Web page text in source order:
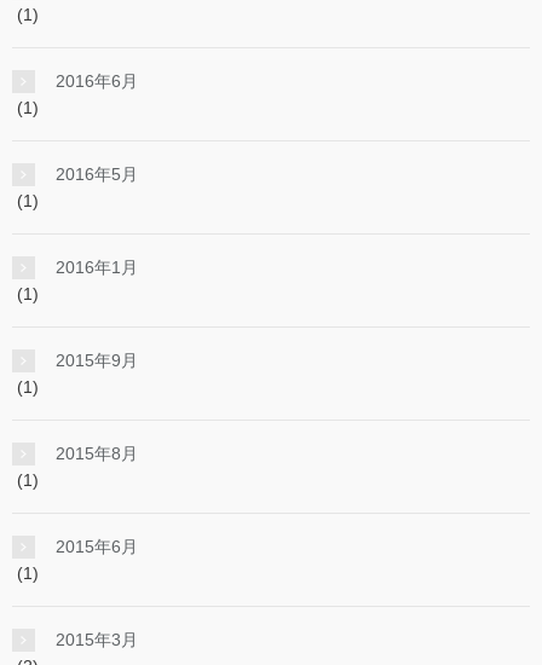
(1)
2016年6月
(1)
2016年5月
(1)
2016年1月
(1)
2015年9月
(1)
2015年8月
(1)
2015年6月
(1)
2015年3月